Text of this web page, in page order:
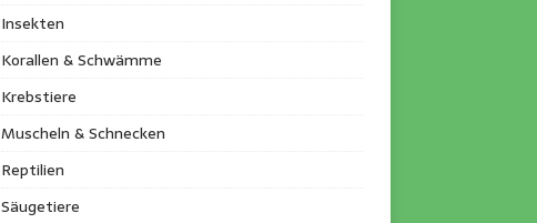
Insekten
Korallen & Schwämme
Krebstiere
Muscheln & Schnecken
Reptilien
Säugetiere